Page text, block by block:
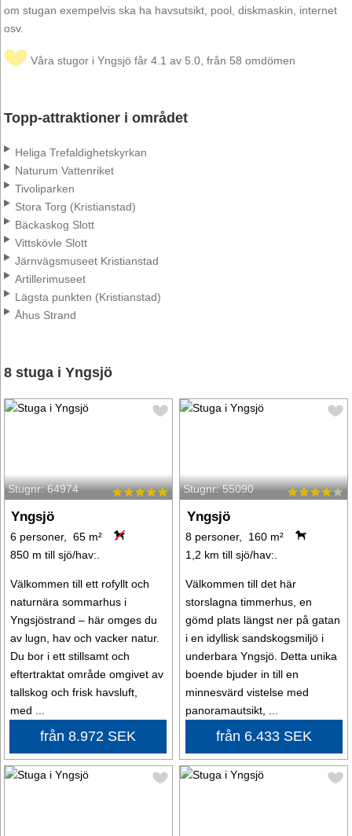
om stugan exempelvis ska ha havsutsikt, pool, diskmaskin, internet
osv.
Våra stugor i Yngsjö får 4.1 av 5.0, från 58 omdömen
Topp-attraktioner i området
Heliga Trefaldighetskyrkan
Naturum Vattenriket
Tivoliparken
Stora Torg (Kristianstad)
Bäckaskog Slott
Vittskövle Slott
Järnvägsmuseet Kristianstad
Artillerimuseet
Lägsta punkten (Kristianstad)
Åhus Strand
8 stuga i Yngsjö
Stugnr: 64974
Yngsjö
6 personer, 65 m²
850 m till sjö/hav:.
Välkommen till ett rofyllt och
naturnära sommarhus i
Yngsjöstrand – här omges du
av lugn, hav och vacker natur.
Du bor i ett stillsamt och
eftertraktat område omgivet av
tallskog och frisk havsluft,
med ...
från 8.972 SEK
Stugnr: 55090
Yngsjö
8 personer, 160 m²
1,2 km till sjö/hav:.
Välkommen till det här
storslagna timmerhus, en
gömd plats längst ner på gatan
i en idyllisk sandskogsmiljö i
underbara Yngsjö. Detta unika
boende bjuder in till en
minnesvärd vistelse med
panoramautsikt, ...
från 6.433 SEK